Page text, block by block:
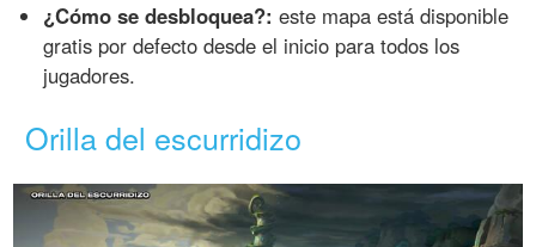
¿Cómo se desbloquea?: este mapa está disponible
gratis por defecto desde el inicio para todos los
jugadores.
Orilla del escurridizo